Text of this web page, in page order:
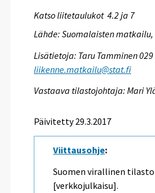
Katso liitetaulukot 4.2 ja 7
Lähde: Suomalaisten matkailu,
Lisätietoja: Taru Tamminen 029
liikenne.matkailu@stat.fi
Vastaava tilastojohtaja: Mari
Päivitetty 29.3.2017
Viittausohje:
Suomen virallinen
[verkkojulkaisu].